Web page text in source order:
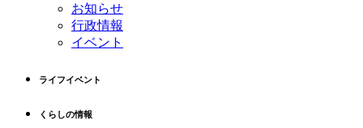
お知らせ
行政情報
イベント
ライフイベント
くらしの情報